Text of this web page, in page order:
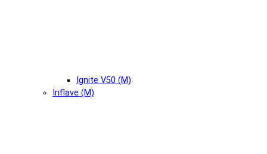
Ignite V50 (М)
Inflave (М)